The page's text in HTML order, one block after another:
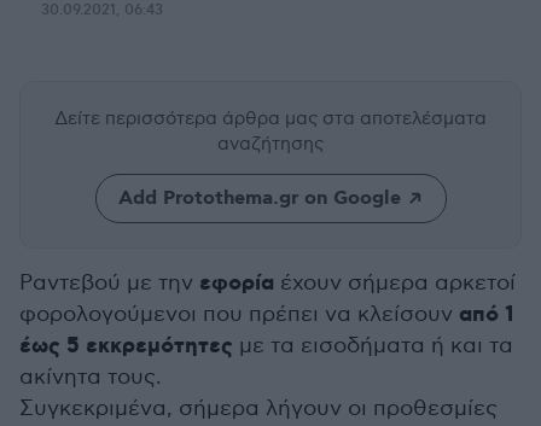
30.09.2021, 06:43
Δείτε περισσότερα άρθρα μας στα αποτελέσματα
αναζήτησης
Add Protothema.gr on Google
Ραντεβού με την εφορία έχουν σήμερα αρκετοί
φορολογούμενοι που πρέπει να κλείσουν από 1
έως 5 εκκρεμότητες με τα εισοδήματα ή και τα
ακίνητα τους.
Συγκεκριμένα, σήμερα λήγουν οι προθεσμίες